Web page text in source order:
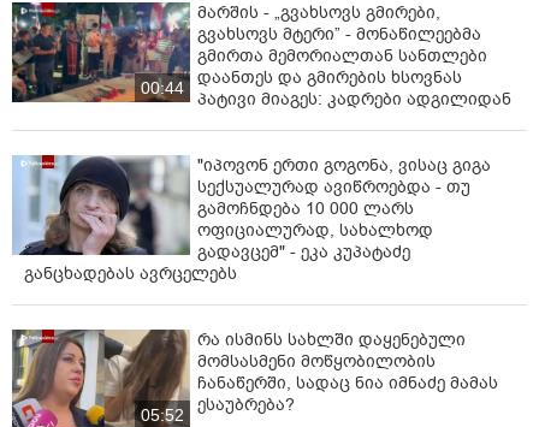
00:44
მარშის - „გვახსოვს გმირები,
გვახსოვს მტერი” - მონაწილეებმა
გმირთა მემორიალთან სანთლები
დაანთეს და გმირების ხსოვნას
პატივი მიაგეს: კადრები ადგილიდან
"იპოვონ ერთი გოგონა, ვისაც გიგა
სექსუალურად ავიწროებდა - თუ
გამოჩნდება 10 000 ლარს
ოფიციალურად, სახალხოდ
გადავცემ" - ეკა კუპატაძე
განცხადებას ავრცელებს
05:52
რა ისმინს სახლში დაყენებული
მომსასმენი მოწყობილობის
ჩანაწერში, სადაც ნია იმნაძე მამას
ესაუბრება?